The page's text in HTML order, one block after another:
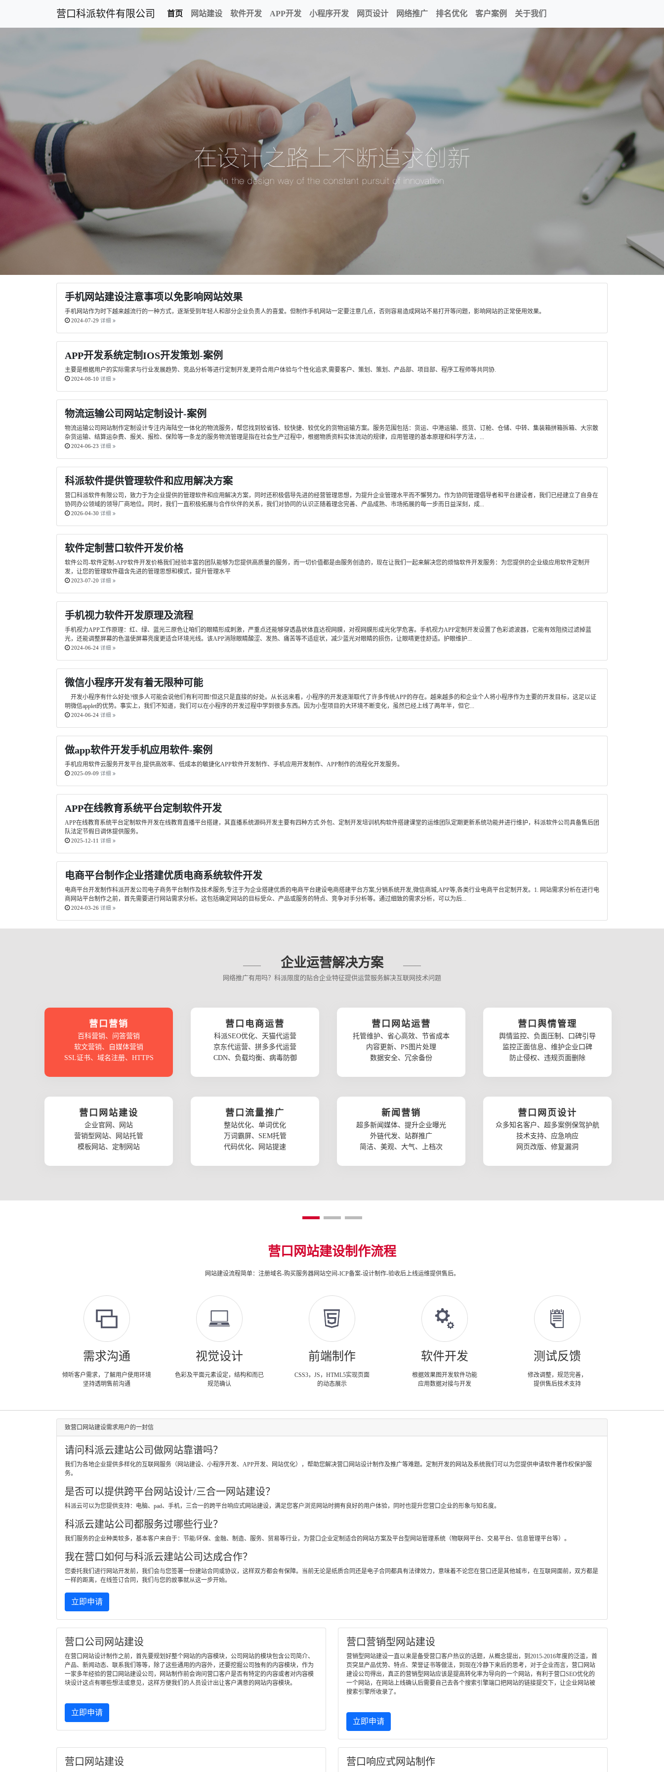
营口科派软件有限公司 首页 网站建设 软件开发 APP开发 小程序开发 网页设计 网络推广 排名优化 客户案例 关于我们
手机网站建设注意事项以免影响网站效果
手机网站作为时下越来越流行的一种方式，逐渐受到年轻人和部分企业负责人的喜爱。但制作手机网站一定要注意几点，否则容易造成网站不易打开等问题，影响网站的正常使用效果。
2024-07-29 详细
APP开发系统定制IOS开发策划-案例
主要是根据用户的实际需求与行业发展趋势、竞品分析等进行定制开发,更符合用户体验与个性化追求,需要客户、策划、策划、产品部、项目部、程序工程师等共同协.
2024-08-10 详细
物流运输公司网站定制设计-案例
物流运输公司网站制作定制设计专注内海陆空一体化的物流服务，帮您找到较省钱、较快捷、较优化的货物运输方案。服务范围包括：货运、中港运输、揽货、订舱、仓储、中转、集装箱拼箱拆箱、大宗散
杂货运输、结算运杂费、报关、报检、保险等一条龙的服务物流管理是指在社会生产过程中，根据物质资料实体流动的规律，应用管理的基本原理和科学方法，...
2024-06-23 详细
科派软件提供管理软件和应用解决方案
营口科派软件有限公司，致力于为企业提供的管理软件和应用解决方案，同时还积极倡导先进的经营管理思想，为提升企业管理水平而不懈努力。作为协同管理倡导者和平台建设者，我们已经建立了自身在
协同办公领域的领导厂商地位。同时，我们一直积极拓展与合作伙伴的关系，我们对协同的认识正随着理念完善、产品成熟、市场拓展的每一步而日益深刻，成...
2026-04-30 详细
软件定制营口软件开发价格
软件公司-软件定制-APP软件开发价格我们经验丰富的团队能够为您提供高质量的服务，而一切价值都是由服务创造的，现在让我们一起来解决您的烦恼软件开发服务：为您提供的企业级应用软件定制开
发，让您的管理软件蕴含先进的管理思想和模式，提升管理水平
2023-07-20 详细
手机视力软件开发原理及流程
手机视力APP工作原理：红、绿、蓝光三原色让咱们的眼睛形成刺激，严重点还能够穿透晶状体直达视网膜，对视网膜形成光化学危害。手机视力APP定制开发设置了色彩滤波器，它能有效阻挠过滤掉蓝
光，还能调整屏幕的色温使屏幕亮度更适合环境光线。该APP消除眼睛酸涩、发热、痛苦等不适症状，减少蓝光对眼睛的损伤，让眼晴更佳舒适。护眼维护...
2024-06-24 详细
微信小程序开发有着无限种可能
开发小程序有什么好处?很多人可能会说他们有利可图!但这只是直接的好处。从长远来看，小程序的开发逐渐取代了许多传统APP的存在。越来越多的和企业个人将小程序作为主要的开发目标，这足以证
明微信applet的优势。事实上，我们不知道，我们可以在小程序的开发过程中学到很多东西。因为小型项目的大环境不断变化，虽然已经上线了两年半，但它...
2024-06-24 详细
做app软件开发手机应用软件-案例
手机应用软件云服务开发平台,提供高效率、低成本的敏捷化APP软件开发制作、手机应用开发制作、APP制作的流程化开发服务。
2025-09-09 详细
APP在线教育系统平台定制软件开发
APP在线教育系统平台定制软件开发在线教育直播平台搭建，其直播系统源码开发主要有四种方式:外包、定制开发培训机构软件搭建课堂的运维团队定期更新系统功能并进行维护，科派软件公司具备售后团
队法定节假日调休提供服务。
2025-12-11 详细
电商平台制作企业搭建优质电商系统软件开发
电商平台开发制作科派开发公司电子商务平台制作及技术服务,专注于为企业搭建优质的电商平台建设电商搭建平台方案,分销系统开发,微信商城,APP等,各类行业电商平台定制开发。1. 网站需求分析在进行电
商网站平台制作之前，首先需要进行网站需求分析。这包括确定网站的目标受众、产品或服务的特点、竞争对手分析等。通过细致的需求分析，可以为后...
2024-03-26 详细
企业运营解决方案
网络推广有用吗？科派限度的贴合企业特征提供运营服务解决互联网技术问题
营口营销
百科营销、问答营销
软文营销、自媒体营销
SSL证书、域名注册、HTTPS
营口电商运营
科派SEO优化、天猫代运营
京东代运营、拼多多代运营
CDN、负载均衡、病毒防御
营口网站运营
托管维护、省心高效、节省成本
内容更新、PS图片处理
数据安全、冗余备份
营口舆情管理
舆情监控、负面压制、口碑引导
监控正面信息、维护企业口碑
防止侵权、违规页面删除
营口网站建设
企业官网、网站
营销型网站、网站托管
模板网站、定制网站
营口流量推广
整站优化、单词优化
万词霸屏、SEM托管
代码优化、网站提速
新闻营销
超多新闻媒体、提升企业曝光
外链代发、站群推广
简洁、美观、大气、上档次
营口网页设计
众多知名客户、超多案例保驾护航
技术支持、应急响应
网页改版、修复漏洞
营口网站建设制作流程
网站建设流程简单：注册域名-购买服务器网站空间-ICP备案-设计制作-验收后上线运维提供售后。
需求沟通
倾听客户需求，了解用户使用环境
坚持透明售前沟通
视觉设计
色彩及平面元素设定，结构和而已
规范确认
前端制作
CSS3，JS，HTML5实现页面
的动态展示
软件开发
根据效果图开发软件功能
应用数据对接与开发
测试反馈
修改调整，规范完善，
提供售后技术支持
致营口网站建设需求用户的一封信
请问科派云建站公司做网站靠谱吗？
我们为各地企业提供多样化的互联网服务（网站建设、小程序开发、APP开发、网站优化），帮助您解决营口网站设计制作及推广等难题。定制开发的网站及系统我们可以为您提供申请软件著作权保护服
务。
是否可以提供跨平台网站设计/三合一网站建设？
科派云可以为您提供支持：电脑、pad、手机，三合一的跨平台响应式网站建设，满足您客户浏览网站时拥有良好的用户体验，同时也提升您营口企业的形象与知名度。
科派云建站公司都服务过哪些行业？
我们服务的企业种类较多，基本客户来自于：节能/环保、金融、制造、服务、贸易等行业，为营口企业定制适合的网站方案及平台型网站管理系统（物联网平台、交易平台、信息管理平台等）。
我在营口如何与科派云建站公司达成合作？
您委托我们进行网站开发前，我们会与您签署一份建站合同或协议，这样双方都会有保障。当前无论是纸质合同还是电子合同都具有法律效力，意味着不论您在营口还是其他城市，在互联网面前，双方都是
一样的距离，在线签订合同，我们与您的故事就从这一步开始。
立即申请
营口公司网站建设
在营口网站设计制作之前，首先要规划好整个网站的内容模块，公司网站的模块包含公司简介、
产品、新闻动态、联系我们等等，除了这些通用的内容外，还要挖掘公司独有的内容模块，作为
一家多年经验的营口网站建设公司，网站制作前会询问营口客户是否有特定的内容或者对内容模
块设计这点有哪些想法或意见，这样方便我们的人员设计出让客户满意的网站内容模块。
立即申请
营口营销型网站建设
营销型网站建设一直以来是备受营口客户热议的话题，从概念提出，到2015-2016年度的泛滥，首
页突显产品优势、特点、荣誉证书等做法，到现在冷静下来后的思考，对于企业而言，营口网站
建设公司得出，真正的营销型网站应该是提高转化率为导向的一个网站，有利于营口SEO优化的
一个网站，在网站上线确认后需要自己去各个搜索引擎端口把网站的链接提交下，让企业网站被
搜索引擎所收录了。
立即申请
营口网站建设 营口响应式网站制作